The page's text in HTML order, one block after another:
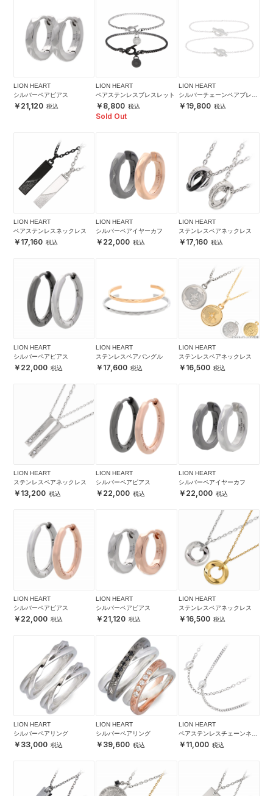
LION HEART
シルバーペアピアス
21,120
LION HEART
ペアステンレスブレスレット
8,800
Sold Out
LION HEART
シルバーチェーンペアブレス
レット19,800
LION HEART
ペアステンレスネックレス
17,160
LION HEART
シルバーペアイヤーカフ
22,000
LION HEART
ステンレスペアネックレス
17,160
LION HEART
シルバーペアピアス
22,000
LION HEART
ステンレスペアバングル
17,600
LION HEART
ステンレスペアネックレス
16,500
LION HEART
ステンレスペアネックレス
13,200
LION HEART
シルバーペアピアス
22,000
LION HEART
シルバーペアイヤーカフ
22,000
LION HEART
シルバーペアピアス
22,000
LION HEART
シルバーペアピアス
21,120
LION HEART
ステンレスペアネックレス
16,500
LION HEART
シルバーペアリング
33,000
LION HEART
シルバーペアリング
39,600
LION HEART
ペアステンレスチェーンネッ
クレス
11,000